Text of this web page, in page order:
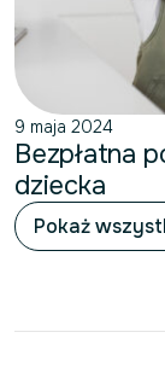
9 maja 2024
Bezpłatna
dziecka
Pokaż